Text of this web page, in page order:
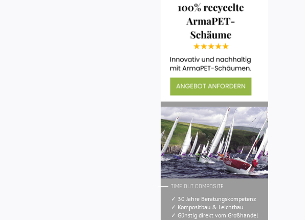
TIME OUT COMPOSITE
✓ 30 Jahre Beratungskompetenz
✓ Kompositbau & Leichtbau
✓ Günstig direkt vom Großhandel